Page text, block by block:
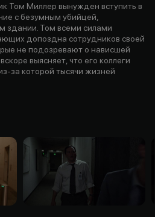
Том Миллер вынужден вступить в
с безумным убийцей,
здании. Том всеми силами
допоздна сотрудников своей
не подозревают о нависшей
выясняет, что его коллеги
за которой тысячи жизней